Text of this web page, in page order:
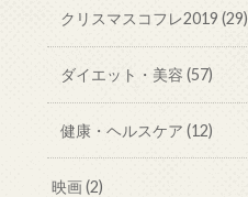
クリスマスコフレ2019 (29)
ダイエット・美容 (57)
健康・ヘルスケア (12)
映画 (2)